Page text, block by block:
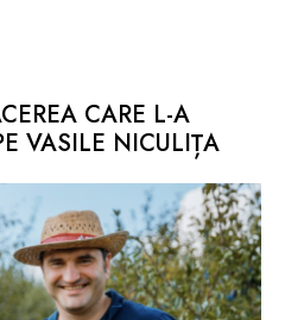
CARE L-A
VASILE NICULIȚA